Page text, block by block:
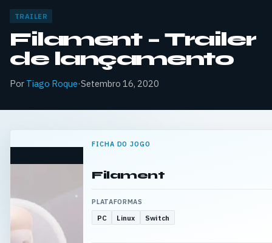
TRAILER
Filament – Trailer
de lançamento
Por Tiago Roque·Setembro 16, 2020
FICHA DO JOGO
Filament
PLATAFORMAS
PC Linux Switch